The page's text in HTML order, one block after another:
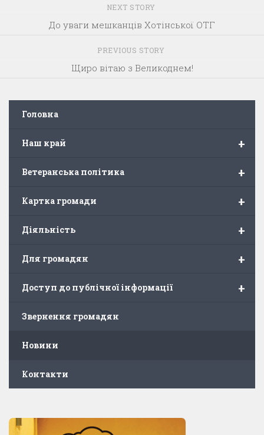
NEXT STORY
До уваги мешканців Хотінської ОТГ
PREVIOUS STORY
Щиро вітаю з Великоднем!
Головна
+
Наш край
+
Ветеранська політика
+
Картка громади
+
Діяльність
+
Для громадян
+
Доступ до публічної інформації
Звернення громадян
Новини
Контакти